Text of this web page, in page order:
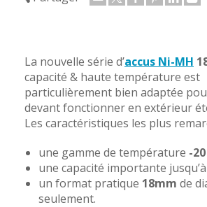
La nouvelle série d’accus Ni-MH
capacité & haute température est
particulièrement bien adaptée
devant fonctionner en extérieur
Les caractéristiques les plus
une gamme de température -
une capacité importante jusqu’à
un format pratique 18mm de
seulement.